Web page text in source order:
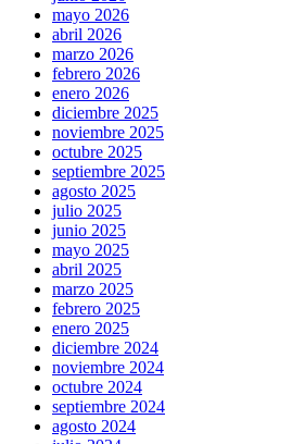
mayo 2026
abril 2026
marzo 2026
febrero 2026
enero 2026
diciembre 2025
noviembre 2025
octubre 2025
septiembre 2025
agosto 2025
julio 2025
junio 2025
mayo 2025
abril 2025
marzo 2025
febrero 2025
enero 2025
diciembre 2024
noviembre 2024
octubre 2024
septiembre 2024
agosto 2024